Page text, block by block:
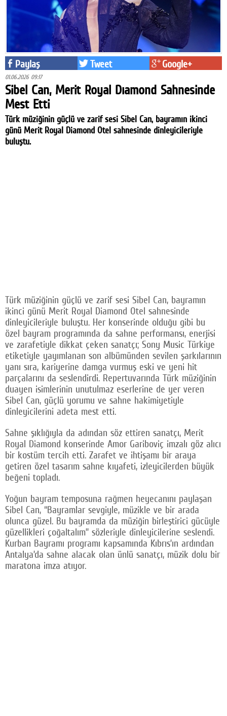
Paylaş Tweet Google+
01.06.2026 09:17
Sibel Can, Merit Royal Dıamond Sahnesinde
Mest Etti
Türk müziğinin güçlü ve zarif sesi Sibel Can, bayramın ikinci
günü Merit Royal Diamond Otel sahnesinde dinleyicileriyle
buluştu.
Türk müziğinin güçlü ve zarif sesi Sibel Can, bayramın
ikinci günü Merit Royal Diamond Otel sahnesinde
dinleyicileriyle buluştu. Her konserinde olduğu gibi bu
özel bayram programında da sahne performansı, enerjisi
ve zarafetiyle dikkat çeken sanatçı; Sony Music Türkiye
etiketiyle yayımlanan son albümünden sevilen şarkılarının
yanı sıra, kariyerine damga vurmuş eski ve yeni hit
parçalarını da seslendirdi. Repertuvarında Türk müziğinin
duayen isimlerinin unutulmaz eserlerine de yer veren
Sibel Can, güçlü yorumu ve sahne hakimiyetiyle
dinleyicilerini adeta mest etti.
Sahne şıklığıyla da adından söz ettiren sanatçı, Merit
Royal Diamond konserinde Amor Gariboviç imzalı göz alıcı
bir kostüm tercih etti. Zarafet ve ihtişamı bir araya
getiren özel tasarım sahne kıyafeti, izleyicilerden büyük
beğeni topladı.
Yoğun bayram temposuna rağmen heyecanını paylaşan
Sibel Can, “Bayramlar sevgiyle, müzikle ve bir arada
olunca güzel. Bu bayramda da müziğin birleştirici gücüyle
güzellikleri çoğaltalım” sözleriyle dinleyicilerine seslendi.
Kurban Bayramı programı kapsamında Kıbrıs’ın ardından
Antalya’da sahne alacak olan ünlü sanatçı, müzik dolu bir
maratona imza atıyor.